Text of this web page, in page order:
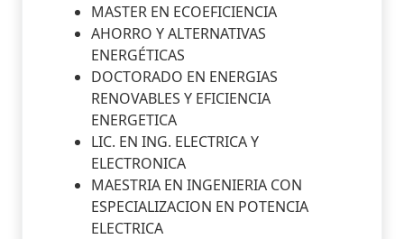
MASTER EN ECOEFICIENCIA
AHORRO Y ALTERNATIVAS
ENERGÉTICAS
DOCTORADO EN ENERGIAS
RENOVABLES Y EFICIENCIA
ENERGETICA
LIC. EN ING. ELECTRICA Y
ELECTRONICA
MAESTRIA EN INGENIERIA CON
ESPECIALIZACION EN POTENCIA
ELECTRICA